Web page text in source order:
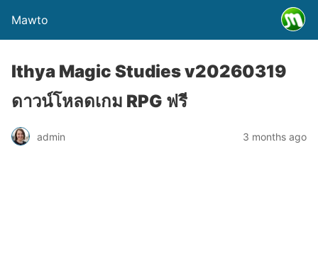
Mawto
Ithya Magic Studies v20260319
ดาวน์โหลดเกม RPG ฟรี
admin 3 months ago